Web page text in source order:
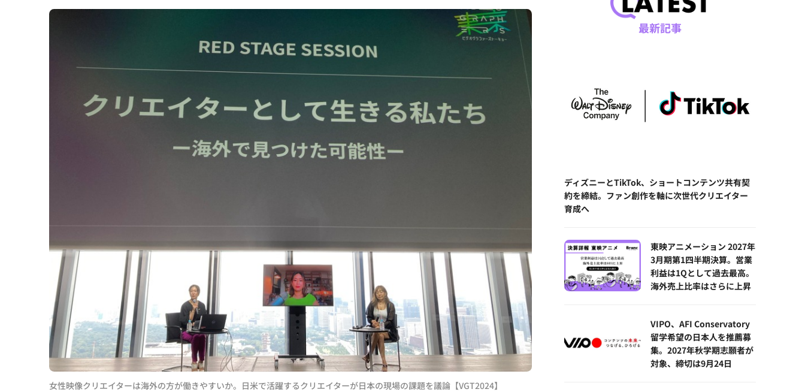
女性映像クリエイターは海外の方が働きやすいか。日米で活躍するクリエイターが日本の現場の課題を議論【VGT2024】
最新記事
ディズニーとTikTok、ショートコンテンツ共有契
約を締結。ファン創作を軸に次世代クリエイター
育成へ
東映アニメーション 2027年
3月期第1四半期決算。営業
利益は1Qとして過去最高。
海外売上比率はさらに上昇
VIPO、AFI Conservatory
留学希望の日本人を推薦募
集。2027年秋学期志願者が
対象、締切は9月24日